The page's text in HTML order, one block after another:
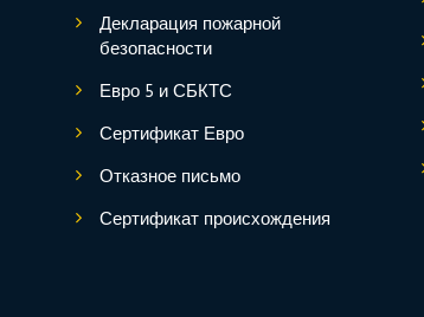
Декларация пожарной
безопасности
Евро 5 и СБКТС
Сертификат Евро
Отказное письмо
Сертификат происхождения